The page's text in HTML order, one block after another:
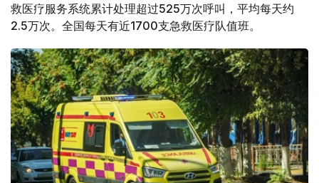
救医疗服务系统累计处理超过525万次呼叫，平均每天约
2.5万次。全国每天有近1700支急救医疗队值班。